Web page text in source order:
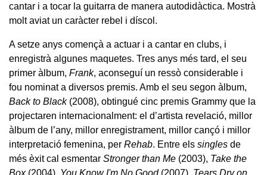
cantar i a tocar la guitarra de manera autodidàctica. Mostrà
molt aviat un caràcter rebel i díscol.
A setze anys començà a actuar i a cantar en clubs, i
enregistrà algunes maquetes. Tres anys més tard, el seu
primer àlbum, Frank, aconseguí un ressò considerable i
fou nominat a diversos premis. Amb el seu segon àlbum,
Back to Black(2008), obtingué cinc premis Grammy que la
projectaren internacionalment: el d’artista revelació, millor
àlbum de l’any, millor enregistrament, millor cançó i millor
interpretació femenina, per Rehab. Entre els singles de
més èxit cal esmentar Stronger than Me (2003), Take the
Box(2004), You Know I'm No Good(2007), Tears Dry on